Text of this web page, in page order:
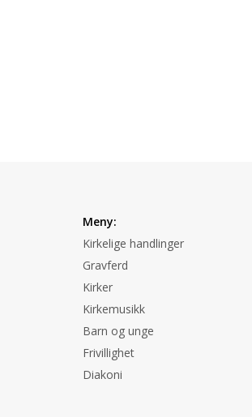
Meny:
Kirkelige handlinger
Gravferd
Kirker
Kirkemusikk
Barn og unge
Frivillighet
Diakoni